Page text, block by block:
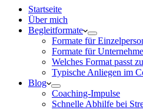
Startseite
Über mich
Begleitformate
Formate für
Formate für
Welches Format passt
Typische Anliegen im
Blog
Coaching-Impulse
Schnelle Abhilfe bei